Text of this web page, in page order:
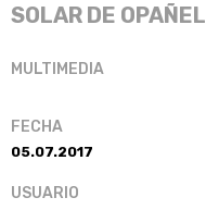
SOLAR DE OPAÑEL
05.07.2017